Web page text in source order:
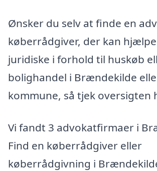
Ønsker du selv at finde en
køberrådgiver, der kan
juridiske i forhold til huskøb
bolighandel i Brændekilde
kommune, så tjek oversigten
Vi fandt 3 advokatfirmaer i
Find en køberrådgiver eller
køberrådgivning i